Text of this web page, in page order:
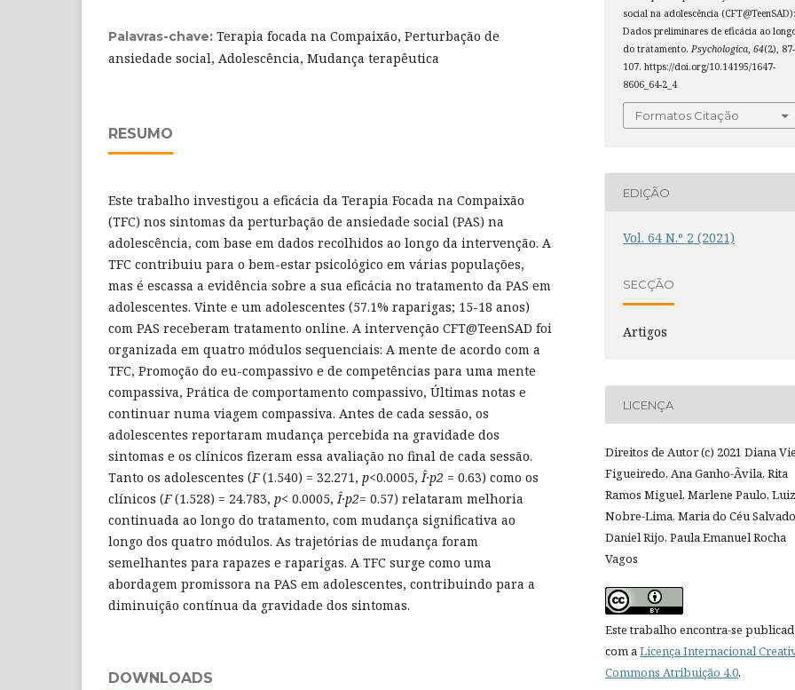
Palavras-chave: Terapia focada na Compaixão, Perturbação de
ansiedade social, Adolescência, Mudança terapêutica
RESUMO
Este trabalho investigou a eficácia da Terapia Focada na Compaixão
(TFC) nos sintomas da perturbação de ansiedade social (PAS) na
adolescência, com base em dados recolhidos ao longo da intervenção. A
TFC contribuiu para o bem-estar psicológico em várias populações,
mas é escassa a evidência sobre a sua eficácia no tratamento da PAS em
adolescentes. Vinte e um adolescentes (57.1% raparigas; 15-18 anos)
com PAS receberam tratamento online. A intervenção CFT@TeenSAD foi
organizada em quatro módulos sequenciais: A mente de acordo com a
TFC, Promoção do eu-compassivo e de competências para uma mente
compassiva, Prática de comportamento compassivo, Últimas notas e
continuar numa viagem compassiva. Antes de cada sessão, os
adolescentes reportaram mudança percebida na gravidade dos
sintomas e os clínicos fizeram essa avaliação no final de cada sessão.
Tanto os adolescentes (F(1.540) = 32.271, p<0.0005,Î·p2 = 0.63) como os
clínicos (F(1.528) = 24.783, p< 0.0005,Î·p2= 0.57) relataram melhoria
continuada ao longo do tratamento, com mudança significativa ao
longo dos quatro módulos. As trajetórias de mudança foram
semelhantes para rapazes e raparigas. A TFC surge como uma
abordagem promissora na PAS em adolescentes, contribuindo para a
diminuição contínua da gravidade dos sintomas.
DOWNLOADS
social na adolescência
Dados preliminares de eficácia ao
do tratamento. Psychologica ,64(2),
107. https://doi.org/10.14195/1647-
8606_64-2_4
Formatos Citação
EDIÇÃO
Vol. 64 N.º 2 (2021)
SECÇÃO
Artigos
LICENÇA
Direitos de Autor (c) 2021 Diana
Figueiredo, Ana Ganho-Ãvila, Rita
Ramos Miguel, Marlene Paulo,
Nobre-Lima, Maria do Céu
Daniel Rijo, Paula Emanuel Rocha
Vagos
Este trabalho encontra-se
com aLicença Internacional
Commons Atribuição 4.0.